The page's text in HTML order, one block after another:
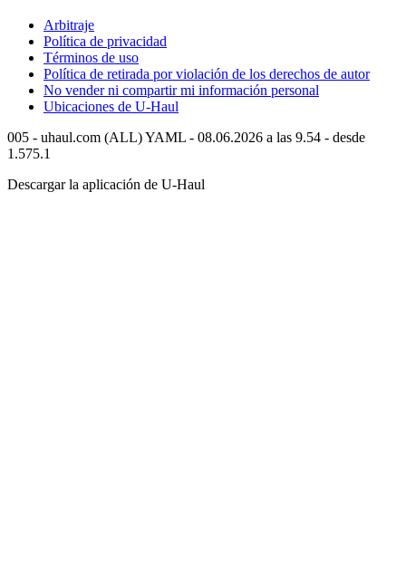
Arbitraje
Política de privacidad
Términos de uso
Política de retirada por violación de los derechos de autor
No vender ni compartir mi información personal
Ubicaciones de U-Haul
005 - uhaul.com (ALL) YAML - 08.06.2026 a las 9.54 - desde
1.575.1
Descargar la aplicación de U-Haul